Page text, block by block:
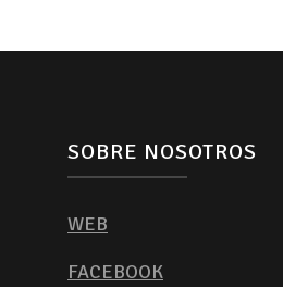
SOBRE NOSOTROS
WEB
FACEBOOK